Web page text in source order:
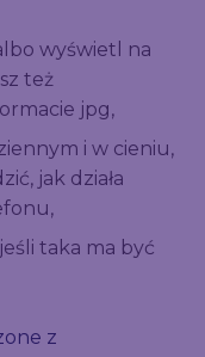
wyświetl na
też
jpg,
i w cieniu,
jak działa
taka ma być
z